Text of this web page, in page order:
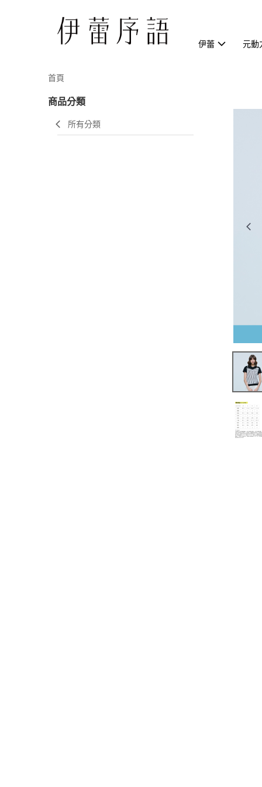
伊蕾 元動
首頁
商品分類
所有分類